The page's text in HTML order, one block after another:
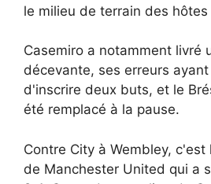
le milieu de terrain des
Casemiro a notamment livré
décevante, ses erreurs
d'inscrire deux buts, et le
été remplacé à la pause.
Contre City à Wembley,
de Manchester United qui a